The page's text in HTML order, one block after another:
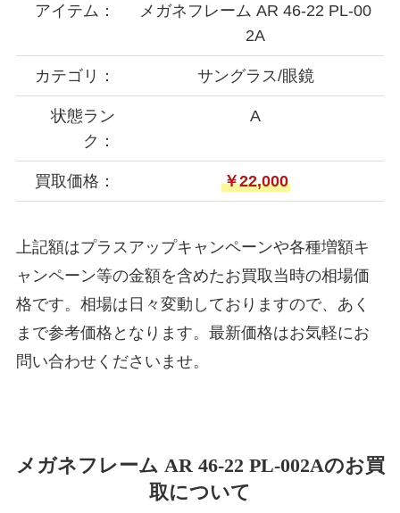
アイテム：
メガネフレーム AR 46-22 PL-00
2A
カテゴリ： サングラス/眼鏡
状態ラン
ク：
A
買取価格： ￥22,000
上記額はプラスアップキャンペーンや各種増額キ
ャンペーン等の金額を含めたお買取当時の相場価
格です。相場は日々変動しておりますので、あく
まで参考価格となります。最新価格はお気軽にお
問い合わせくださいませ。
メガネフレーム AR 46-22 PL-002Aのお買
取について